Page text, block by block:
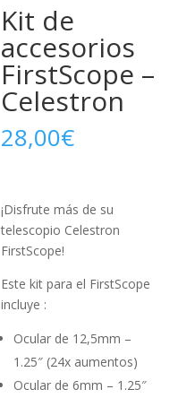
Kit de
accesorios
FirstScope –
Celestron
28,00€
¡Disfrute más de su
telescopio Celestron
FirstScope!
Este kit para el FirstScope
incluye :
Ocular de 12,5mm –
1.25″ (24x aumentos)
Ocular de 6mm – 1.25″